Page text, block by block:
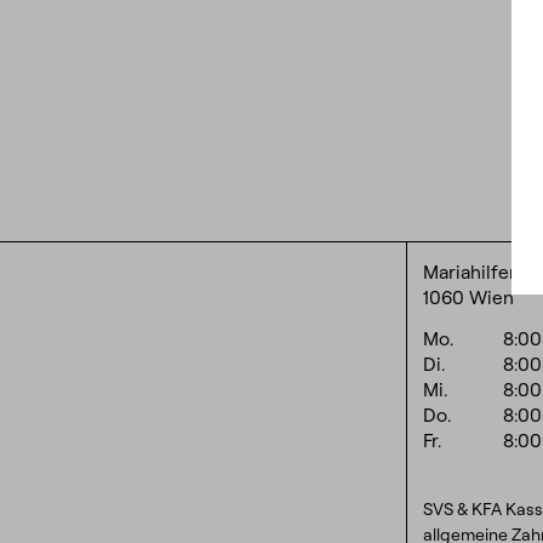
1060 Wien
Mo.
Di.
Mi.
Do.
Fr.
SVS & KFA
allgemeine